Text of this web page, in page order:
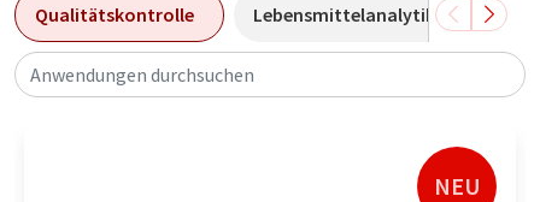
Qualitätskontrolle Lebensmittelanalytik
Anwendungen durchsuchen
NEU